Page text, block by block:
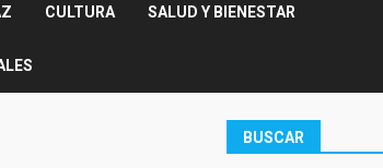
CULTURA SALUD Y BIENESTAR
BUSCAR